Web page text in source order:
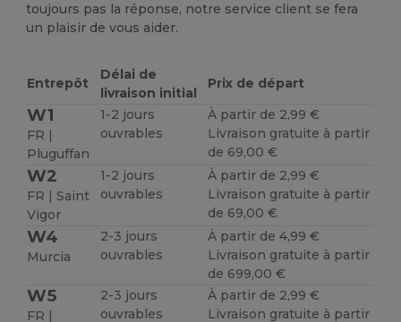
toujours pas la réponse, notre service client se fera
un plaisir de vous aider.
Entrepôt
Délai de
livraison initial
Prix de départ
W1
FR |
Pluguffan
1-2 jours
ouvrables
À partir de 2,99 €
Livraison gratuite à partir
de 69,00 €
W2
FR | Saint
Vigor
1-2 jours
ouvrables
À partir de 2,99 €
Livraison gratuite à partir
de 69,00 €
W4
Murcia
2-3 jours
ouvrables
À partir de 4,99 €
Livraison gratuite à partir
de 699,00 €
W5
FR |
2-3 jours
ouvrables
À partir de 2,99 €
Livraison gratuite à partir